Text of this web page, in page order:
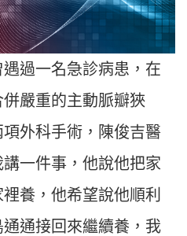
過一名急診病患，在
嚴重的主動脈瓣狹
外科手術，陳俊吉醫
一件事，他說他把家
養，他希望說他順利
通接回來繼續養，我